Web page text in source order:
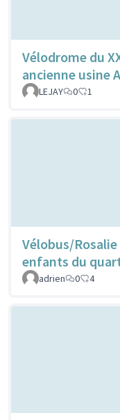
Vélodrome du
ancienne usine
LEJAY
0 1
Vélobus/
enfants du
adrien
0 4